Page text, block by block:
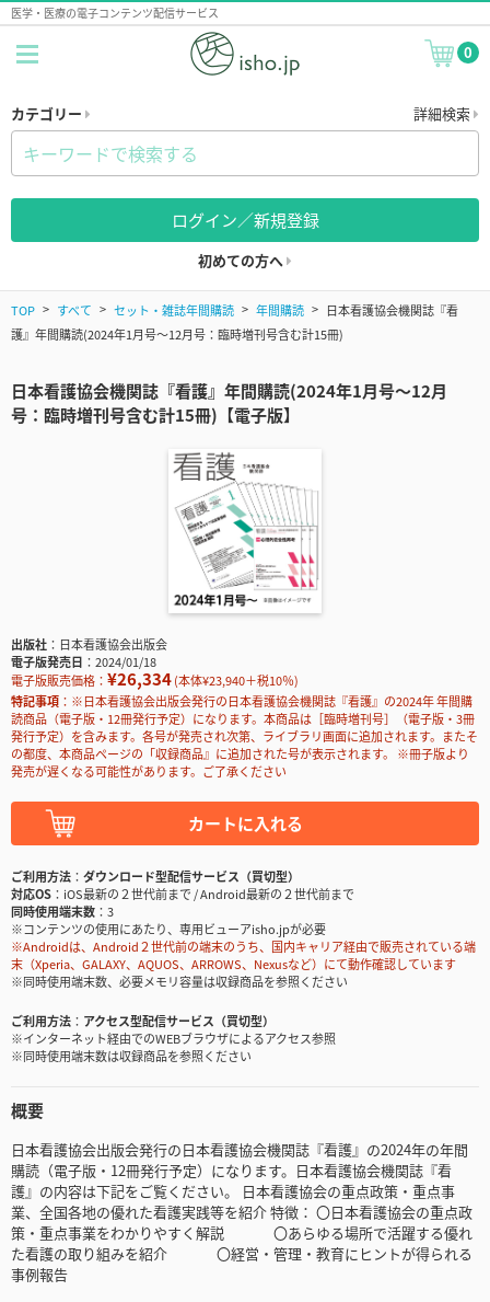
医学・医療の電子コンテンツ配信サービス
0
カテゴリー 詳細検索
ログイン／新規登録
初めての方へ
TOP すべて セット・雑誌年間購読 年間購読
日本看護協会機関誌『看
護』年間購読(2024年1月号～12月号：臨時増刊号含む計15冊)
日本看護協会機関誌『看護』年間購読(2024年1月号～12月
号：臨時増刊号含む計15冊)【電子版】
出版社
日本看護協会出版会
電子版発売日
2024/01/18
電子版販売価格： ¥26,334(本体¥23,940＋税10％)
特記事項
※日本看護協会出版会発行の日本看護協会機関誌『看護』の2024年 年間購
読商品（電子版・12冊発行予定）になります。本商品は［臨時増刊号］（電子版・3冊
発行予定）を含みます。各号が発売され次第、ライブラリ画面に追加されます。またそ
の都度、本商品ページの「収録商品』に追加された号が表示されます。 ※冊子版より
発売が遅くなる可能性があります。ご了承ください
カートに入れる
ご利用方法
ダウンロード型配信サービス（買切型）
対応OS
iOS最新の２世代前まで / Android最新の２世代前まで
同時使用端末数
3
※コンテンツの使用にあたり、専用ビューアisho.jpが必要
※Androidは、Android２世代前の端末のうち、国内キャリア経由で販売されている端
末（Xperia、GALAXY、AQUOS、ARROWS、Nexusなど）にて動作確認しています
※同時使用端末数、必要メモリ容量は収録商品を参照ください
ご利用方法
アクセス型配信サービス（買切型）
※インターネット経由でのWEBブラウザによるアクセス参照
※同時使用端末数は収録商品を参照ください
概要
日本看護協会出版会発行の日本看護協会機関誌『看護』の2024年の年間
購読（電子版・12冊発行予定）になります。日本看護協会機関誌『看
護』の内容は下記をご覧ください。 日本看護協会の重点政策・重点事
業、全国各地の優れた看護実践等を紹介 特徴： 〇日本看護協会の重点政
策・重点事業をわかりやすく解説 〇あらゆる場所で活躍する優れ
た看護の取り組みを紹介 〇経営・管理・教育にヒントが得られる
事例報告